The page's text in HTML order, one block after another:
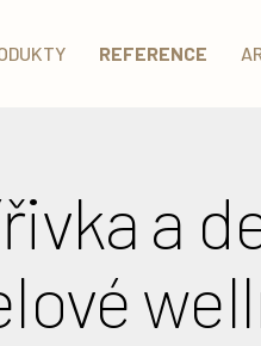
REFERENCE
a